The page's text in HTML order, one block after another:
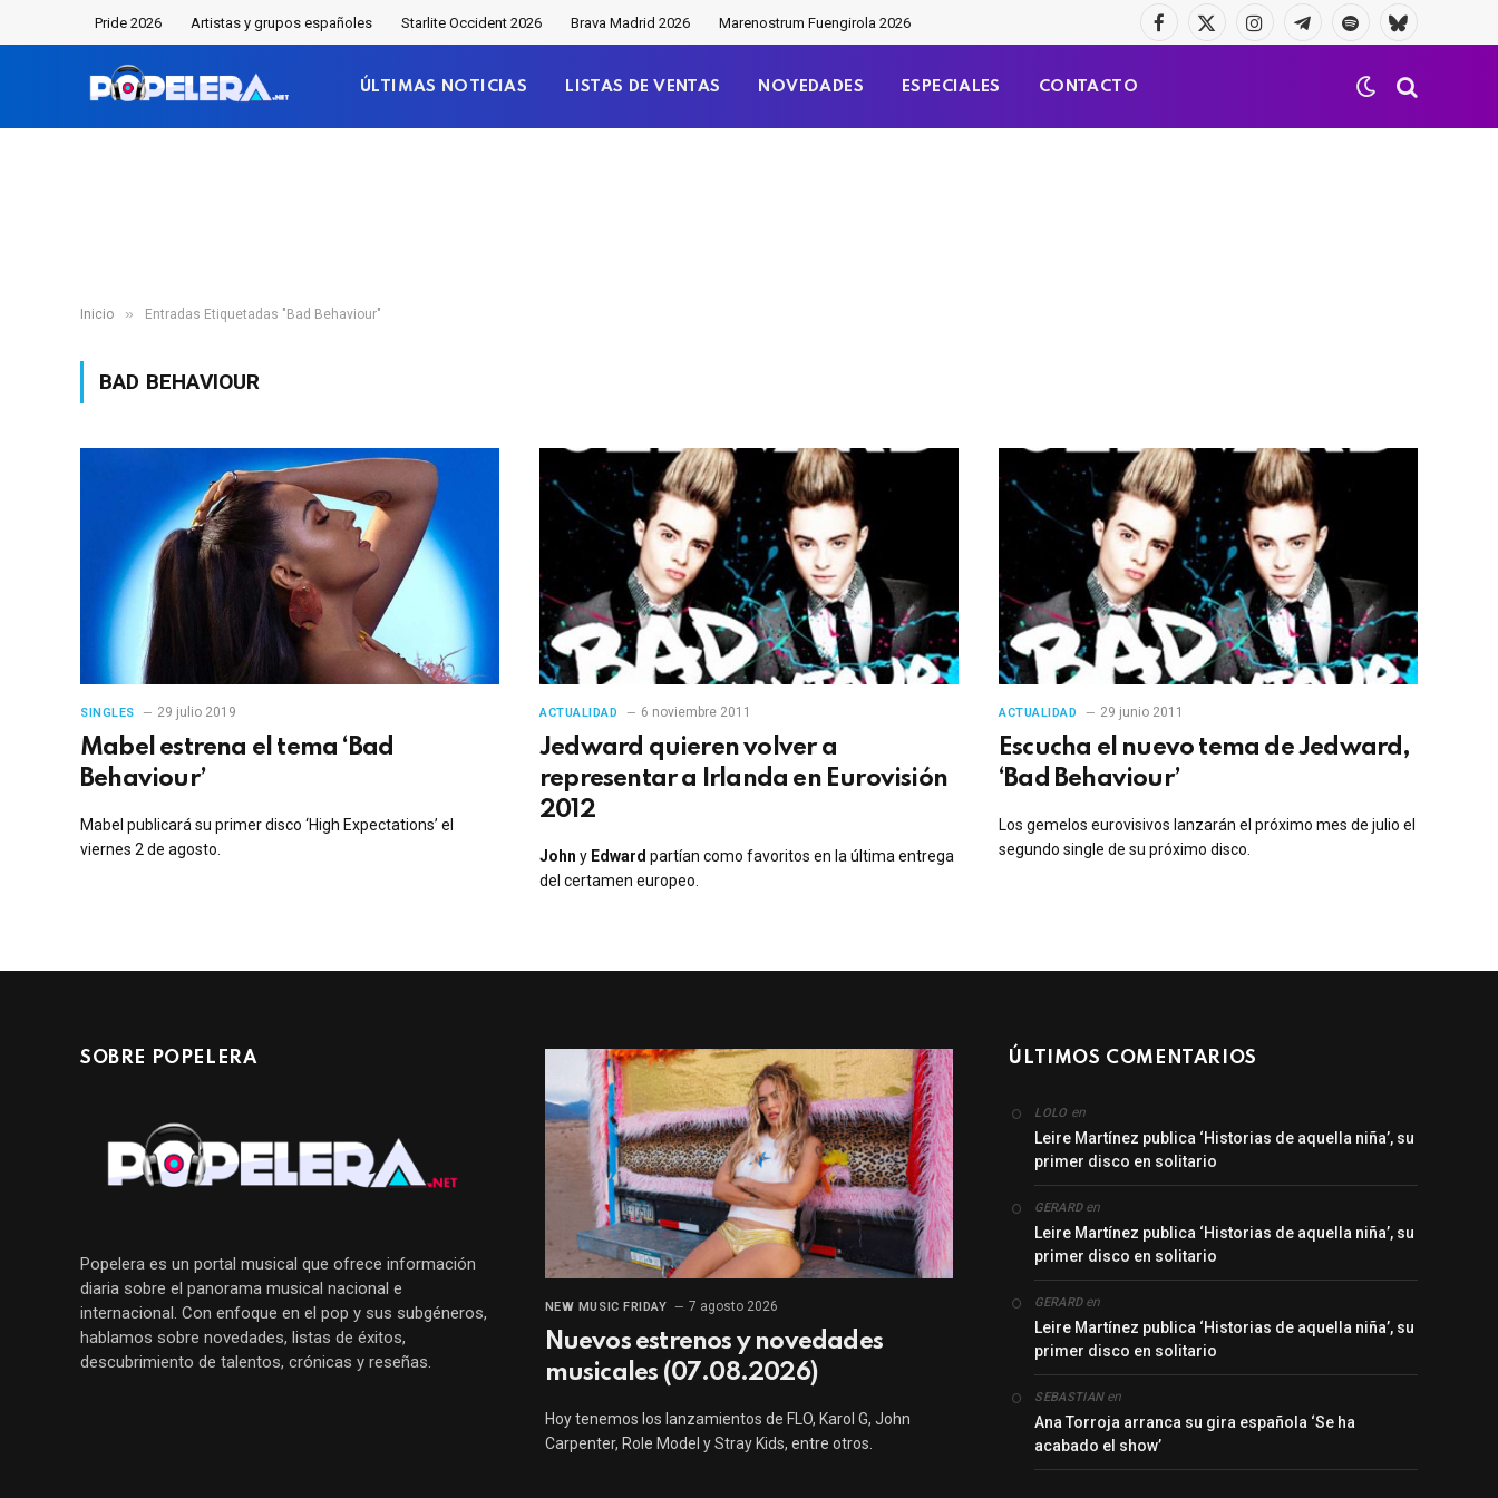
Pride 2026 Artistas y grupos españoles Starlite Occident 2026 Brava Madrid 2026 Marenostrum Fuengirola 2026
Facebook
X
InstagramTelegramaSpotifyBluesky
ÚLTIMAS NOTICIAS LISTAS DE VENTAS NOVEDADES ESPECIALES CONTACTO
Inicio » Entradas Etiquetadas "Bad Behaviour"
BAD BEHAVIOUR
SINGLES 29 julio 2019
Mabel estrena el tema ‘Bad
Behaviour’
Mabel publicará su primer disco ‘High Expectations’ el
viernes 2 de agosto.
ACTUALIDAD 6 noviembre 2011
Jedward quieren volver a
representar a Irlanda en Eurovisión
2012
John y Edward partían como favoritos en la última entrega
del certamen europeo.
ACTUALIDAD 29 junio 2011
Escucha el nuevo tema de Jedward,
‘Bad Behaviour’
Los gemelos eurovisivos lanzarán el próximo mes de julio el
segundo single de su próximo disco.
SOBRE POPELERA
Popelera es un portal musical que ofrece información
diaria sobre el panorama musical nacional e
internacional. Con enfoque en el pop y sus subgéneros,
hablamos sobre novedades, listas de éxitos,
descubrimiento de talentos, crónicas y reseñas.
NEW MUSIC FRIDAY 7 agosto 2026
Nuevos estrenos y novedades
musicales (07.08.2026)
Hoy tenemos los lanzamientos de FLO, Karol G, John
Carpenter, Role Model y Stray Kids, entre otros.
ÚLTIMOS COMENTARIOS
LOLO en
Leire Martínez publica ‘Historias de aquella niña’, su
primer disco en solitario
GERARDen
Leire Martínez publica ‘Historias de aquella niña’, su
primer disco en solitario
GERARDen
Leire Martínez publica ‘Historias de aquella niña’, su
primer disco en solitario
SEBASTIANen
Ana Torroja arranca su gira española ‘Se ha
acabado el show’